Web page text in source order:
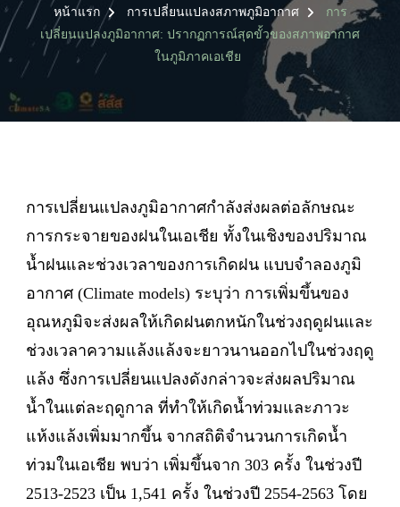
หน้าแรก การเปลี่ยนแปลงสภาพภูมิอากาศ
การ
เปลี่ยนแปลงภูมิอากาศ: ปรากฏการณ์สุดขั้วของสภาพอากาศ
ในภูมิภาคเอเชีย
การเปลี่ยนแปลงภูมิอากาศกำลังส่งผลต่อลักษณะ
การกระจายของฝนในเอเชีย ทั้งในเชิงของปริมาณ
น้ำฝนและช่วงเวลาของการเกิดฝน แบบจำลองภูมิ
อากาศ (Climate models) ระบุว่า การเพิ่มขึ้นของ
อุณหภูมิจะส่งผลให้เกิดฝนตกหนักในช่วงฤดูฝนและ
ช่วงเวลาความแล้งแล้งจะยาวนานออกไปในช่วงฤดู
แล้ง ซึ่งการเปลี่ยนแปลงดังกล่าวจะส่งผลปริมาณ
น้ำในแต่ละฤดูกาล ที่ทำให้เกิดน้ำท่วมและภาวะ
แห้งแล้งเพิ่มมากขึ้น จากสถิติจำนวนการเกิดน้ำ
ท่วมในเอเชีย พบว่า เพิ่มขึ้นจาก 303 ครั้ง ในช่วงปี
2513-2523 เป็น 1,541 ครั้ง ในช่วงปี 2554-2563 โดย